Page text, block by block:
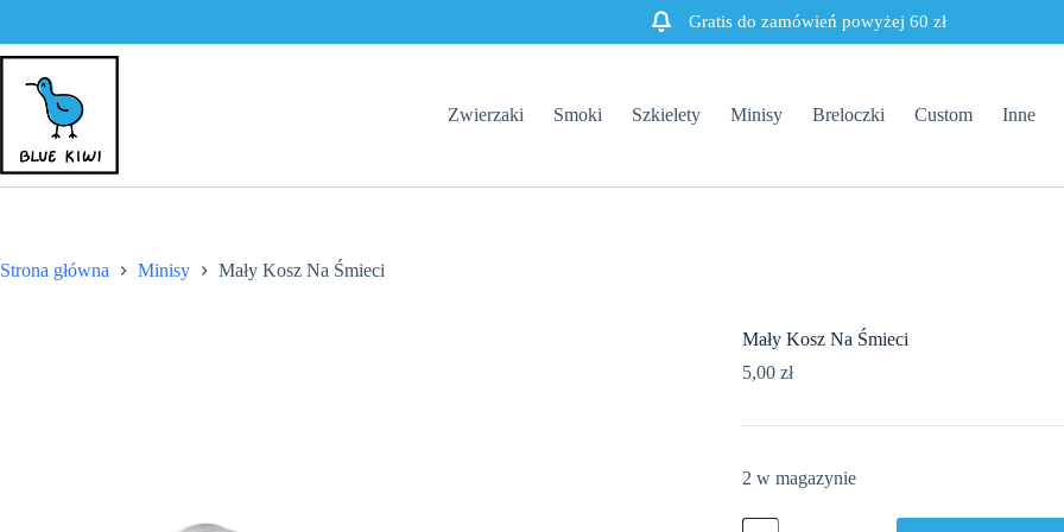
Gratis do zamówień powyżej 60 zł
Przejdź
treści
Zwierzaki Smoki Szkielety Minisy Breloczki Custom Inne
Strona główna Minisy Mały Kosz Na Śmieci
Mały Kosz Na Śmieci
5,00 zł
2 w magazynie
ilość